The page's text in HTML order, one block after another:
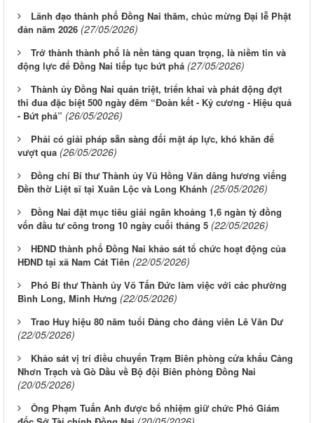
Lãnh đạo thành phố Đồng Nai thăm, chúc mừng Đại lễ Phật
đản năm 2026 (27/05/2026)
Trở thành thành phố là nền tảng quan trọng, là niềm tin và
động lực để Đồng Nai tiếp tục bứt phá (27/05/2026)
Thành ủy Đồng Nai quán triệt, triển khai và phát động đợt
thi đua đặc biệt 500 ngày đêm “Đoàn kết - Kỷ cương - Hiệu quả
- Bứt phá” (26/05/2026)
Phải có giải pháp sẵn sàng đối mặt áp lực, khó khăn để
vượt qua (26/05/2026)
Đồng chí Bí thư Thành ủy Vũ Hồng Văn dâng hương viếng
Đền thờ Liệt sĩ tại Xuân Lộc và Long Khánh (25/05/2026)
Đồng Nai đặt mục tiêu giải ngân khoảng 1,6 ngàn tỷ đồng
vốn đầu tư công trong 10 ngày cuối tháng 5 (22/05/2026)
HĐND thành phố Đồng Nai khảo sát tổ chức hoạt động của
HĐND tại xã Nam Cát Tiên (22/05/2026)
Phó Bí thư Thành ủy Võ Tấn Đức làm việc với các phường
Bình Long, Minh Hưng (22/05/2026)
Trao Huy hiệu 80 năm tuổi Đảng cho đảng viên Lê Văn Dư
(22/05/2026)
Khảo sát vị trí điều chuyển Trạm Biên phòng cửa khẩu Cảng
Nhơn Trạch và Gò Dầu về Bộ đội Biên phòng Đồng Nai
(20/05/2026)
Ông Phạm Tuấn Anh được bổ nhiệm giữ chức Phó Giám